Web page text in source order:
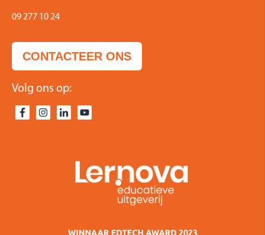
09 277 10 24
CONTACTEER ONS
Volg ons op: